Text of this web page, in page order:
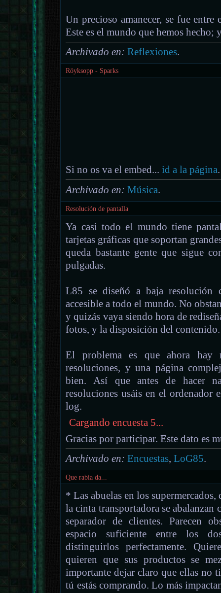
Un precioso amanecer, se fue
Este es el mundo que hemos hecho;
Archivado en: Reflexiones.
Röyksopp - Sparks
Si no os va el embed...id a la página.
Archivado en: Música.
Resolución de pantalla
Ya casi todo el mundo tiene
tarjetas gráficas que soportan
queda bastante gente que sigue
pulgadas.
L85 se diseñó a baja
accesible a todo el mundo. No
y quizás vaya siendo hora de
fotos, y la disposición del contenido.
El problema es que ahora hay
resoluciones, y una página
bien. Así que antes de hacer
resoluciones usáis en el ordenador
log.
Cargando encuesta 5...
Gracias por participar. Este dato es
Archivado en: Encuestas,LoG85.
Que rabia da...
* Las abuelas en los
la cinta transportadora se
separador de clientes. Parecen
espacio suficiente entre los
distinguirlos perfectamente.
quieren que sus productos se
importante dejar claro que ellas no
tú estás comprando. Lo más